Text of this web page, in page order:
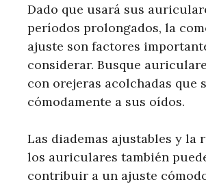
Dado que usará sus
períodos prolongados, la
ajuste son factores
considerar. Busque
con orejeras acolchadas que
cómodamente a sus oídos.
Las diademas ajustables y la
los auriculares también
contribuir a un ajuste